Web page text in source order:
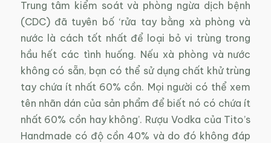
Trung tâm kiểm soát và phòng ngừa dịch bệnh
(CDC) đã tuyên bố ‘rửa tay bằng xà phòng và
nước là cách tốt nhất để loại bỏ vi trùng trong
hầu hết các tình huống. Nếu xà phòng và nước
không có sẵn, bạn có thể sử dụng chất khử trùng
tay chứa ít nhất 60% cồn. Mọi người có thể xem
tên nhãn dán của sản phẩm để biết nó có chứa ít
nhất 60% cồn hay không’. Rượu Vodka của Tito’s
Handmade có độ cồn 40% và do đó không đáp